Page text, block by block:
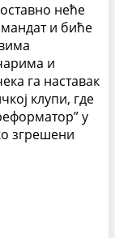
неће
и биће
и
га наставак
клупи, где
у
згрешени